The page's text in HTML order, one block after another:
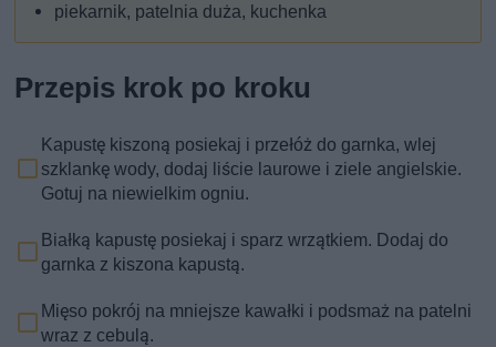
piekarnik, patelnia duża, kuchenka
Przepis krok po kroku
Kapustę kiszoną posiekaj i przełóż do garnka, wlej
szklankę wody, dodaj liście laurowe i ziele angielskie.
Gotuj na niewielkim ogniu.
Białką kapustę posiekaj i sparz wrzątkiem. Dodaj do
garnka z kiszona kapustą.
Mięso pokrój na mniejsze kawałki i podsmaż na patelni
wraz z cebulą.